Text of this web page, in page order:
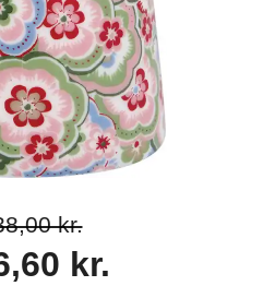
kr.
kr.